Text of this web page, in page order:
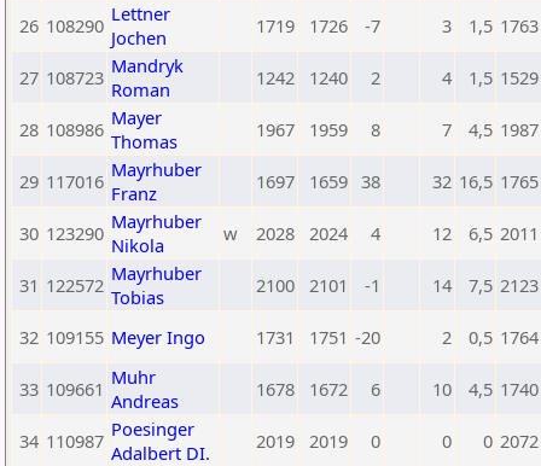
26 108290 Lettner
Jochen
1719 1726 -7 3 1,5 1763
27 108723 Mandryk
Roman
1242 1240 2 4 1,5 1529
28 108986 Mayer
Thomas
1967 1959 8 7 4,5 1987
29 117016 Mayrhuber
Franz
1697 1659 38 32 16,5 1765
30 123290 Mayrhuber
Nikola
w 2028 2024 4 12 6,5 2011
31 122572 Mayrhuber
Tobias
2100 2101 -1 14 7,5 2123
32 109155 Meyer Ingo 1731 1751 -20 2 0,5 1764
33 109661 Muhr
Andreas
1678 1672 6 10 4,5 1740
34 110987 Poesinger
Adalbert DI.
2019 2019 0 0 0 2072